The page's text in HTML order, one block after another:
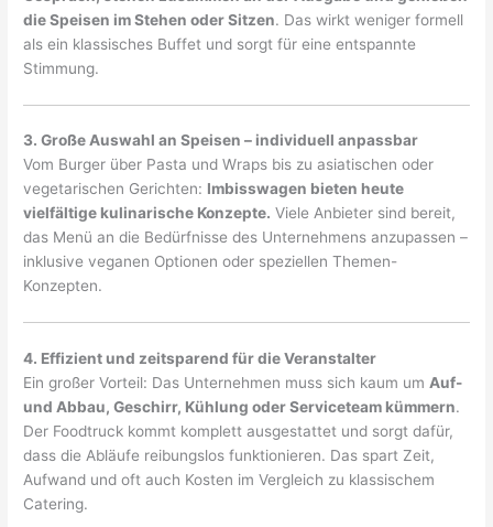
die Speisen im Stehen oder Sitzen. Das wirkt weniger formell
als ein klassisches Buffet und sorgt für eine entspannte
Stimmung.
3. Große Auswahl an Speisen – individuell anpassbar
Vom Burger über Pasta und Wraps bis zu asiatischen oder
vegetarischen Gerichten: Imbisswagen bieten heute
vielfältige kulinarische Konzepte. Viele Anbieter sind bereit,
das Menü an die Bedürfnisse des Unternehmens anzupassen –
inklusive veganen Optionen oder speziellen Themen-
Konzepten.
4. Effizient und zeitsparend für die Veranstalter
Ein großer Vorteil: Das Unternehmen muss sich kaum um Auf-
und Abbau, Geschirr, Kühlung oder Serviceteam kümmern.
Der Foodtruck kommt komplett ausgestattet und sorgt dafür,
dass die Abläufe reibungslos funktionieren. Das spart Zeit,
Aufwand und oft auch Kosten im Vergleich zu klassischem
Catering.